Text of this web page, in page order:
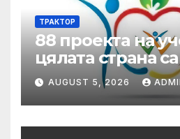
ТРАКТОР
88 проекта на
цялата страна
от първа фаза в
издание на
ученически
„Посланици на
AUGUST 5, 2026